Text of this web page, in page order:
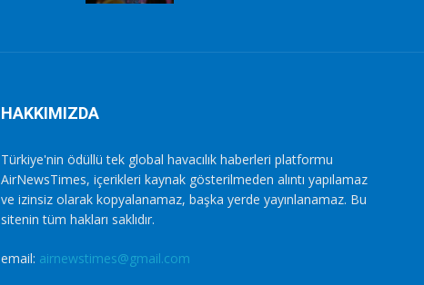
HAKKIMIZDA
Türkiye'nin ödüllü tek global havacılık haberleri platformu
AirNewsTimes, içerikleri kaynak gösterilmeden alıntı yapılamaz
ve izinsiz olarak kopyalanamaz, başka yerde yayınlanamaz. Bu
sitenin tüm hakları saklıdır.
email: airnewstimes@gmail.com